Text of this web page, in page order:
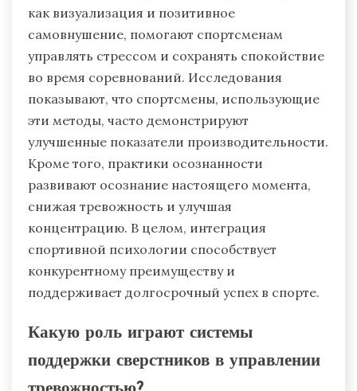
как визуализация и позитивное
самовнушение, помогают спортсменам
управлять стрессом и сохранять спокойствие
во время соревнований. Исследования
показывают, что спортсмены, использующие
эти методы, часто демонстрируют
улучшенные показатели производительности.
Кроме того, практики осознанности
развивают осознание настоящего момента,
снижая тревожность и улучшая
концентрацию. В целом, интеграция
спортивной психологии способствует
конкурентному преимуществу и
поддерживает долгосрочный успех в спорте.
Какую роль играют системы
поддержки сверстников в управлении